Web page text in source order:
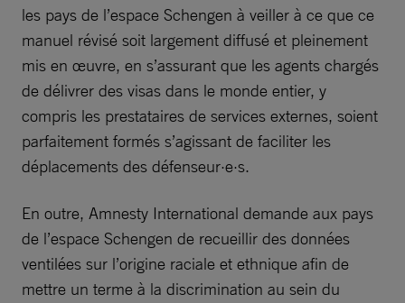
les pays de l’espace Schengen à veiller à ce que ce
manuel révisé soit largement diffusé et pleinement
mis en œuvre, en s’assurant que les agents chargés
de délivrer des visas dans le monde entier, y
compris les prestataires de services externes, soient
parfaitement formés s’agissant de faciliter les
déplacements des défenseur·e·s.
En outre, Amnesty International demande aux pays
de l’espace Schengen de recueillir des données
ventilées sur l’origine raciale et ethnique afin de
mettre un terme à la discrimination au sein du